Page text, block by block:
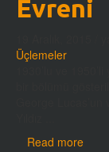
Evreni
Üçlemeler
Read more